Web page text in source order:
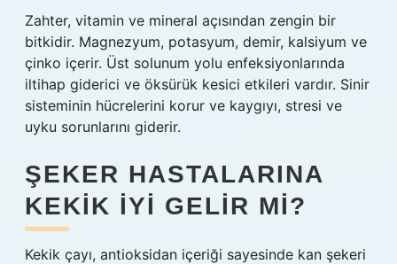
Zahter, vitamin ve mineral açısından zengin bir
bitkidir. Magnezyum, potasyum, demir, kalsiyum ve
çinko içerir. Üst solunum yolu enfeksiyonlarında
iltihap giderici ve öksürük kesici etkileri vardır. Sinir
sisteminin hücrelerini korur ve kaygıyı, stresi ve
uyku sorunlarını giderir.
ŞEKER HASTALARINA
KEKIK IYI GELIR MI?
Kekik çayı, antioksidan içeriği sayesinde kan şekeri